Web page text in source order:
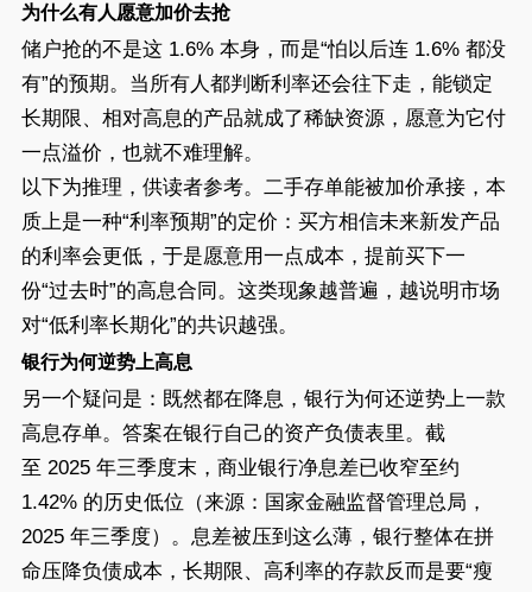
为什么有人愿意加价去抢
储户抢的不是这 1.6% 本身，而是“怕以后连 1.6% 都没
有”的预期。当所有人都判断利率还会往下走，能锁定
长期限、相对高息的产品就成了稀缺资源，愿意为它付
一点溢价，也就不难理解。
以下为推理，供读者参考。二手存单能被加价承接，本
质上是一种“利率预期”的定价：买方相信未来新发产品
的利率会更低，于是愿意用一点成本，提前买下一
份“过去时”的高息合同。这类现象越普遍，越说明市场
对“低利率长期化”的共识越强。
银行为何逆势上高息
另一个疑问是：既然都在降息，银行为何还逆势上一款
高息存单。答案在银行自己的资产负债表里。截
至 2025 年三季度末，商业银行净息差已收窄至约
1.42% 的历史低位（来源：国家金融监督管理总局，
2025 年三季度）。息差被压到这么薄，银行整体在拼
命压降负债成本，长期限、高利率的存款反而是要“瘦